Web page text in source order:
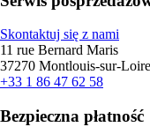
Skontaktuj się z nami
11 rue Bernard Maris
37270 Montlouis-sur-
+33 1 86 47 62 58
Bezpieczna płatność